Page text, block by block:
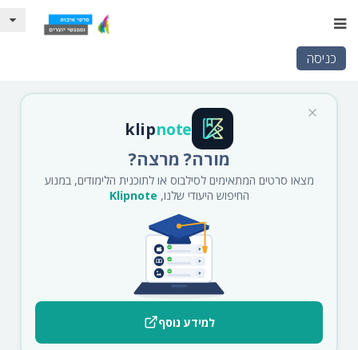
כניסה
klipnote
מורה? מרצה?
מצאו סרטים המתאימים לסילבוס או לתוכנית הלימודים, במנוע
החיפוש היעודי שלנו, Klipnote
למידע נוסף